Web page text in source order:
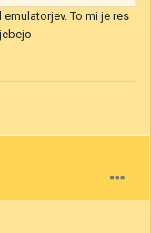
To mi je res